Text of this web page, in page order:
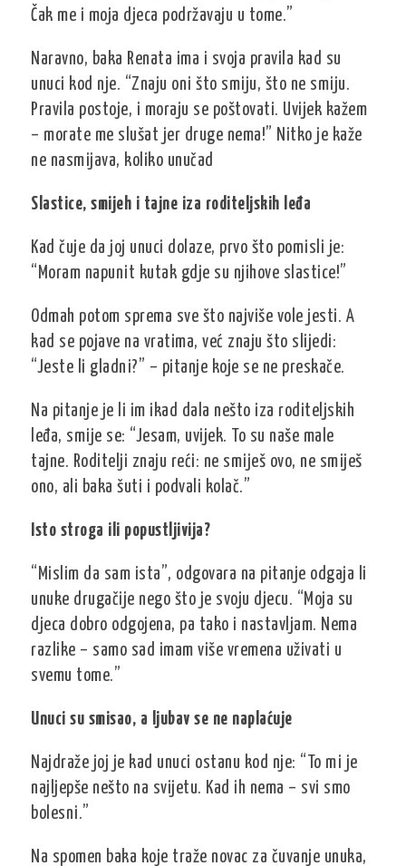
Čak me i moja djeca podržavaju u tome.”
Naravno, baka Renata ima i svoja pravila kad su
unuci kod nje. “Znaju oni što smiju, što ne smiju.
Pravila postoje, i moraju se poštovati. Uvijek kažem
– morate me slušat jer druge nema!” Nitko je kaže
ne nasmijava, koliko unučad
Slastice, smijeh i tajne iza roditeljskih leđa
Kad čuje da joj unuci dolaze, prvo što pomisli je:
“Moram napunit kutak gdje su njihove slastice!”
Odmah potom sprema sve što najviše vole jesti. A
kad se pojave na vratima, već znaju što slijedi:
“Jeste li gladni?” – pitanje koje se ne preskače.
Na pitanje je li im ikad dala nešto iza roditeljskih
leđa, smije se: “Jesam, uvijek. To su naše male
tajne. Roditelji znaju reći: ne smiješ ovo, ne smiješ
ono, ali baka šuti i podvali kolač.”
Isto stroga ili popustljivija?
“Mislim da sam ista”, odgovara na pitanje odgaja li
unuke drugačije nego što je svoju djecu. “Moja su
djeca dobro odgojena, pa tako i nastavljam. Nema
razlike – samo sad imam više vremena uživati u
svemu tome.”
Unuci su smisao, a ljubav se ne naplaćuje
Najdraže joj je kad unuci ostanu kod nje: “To mi je
najljepše nešto na svijetu. Kad ih nema – svi smo
bolesni.”
Na spomen baka koje traže novac za čuvanje unuka,